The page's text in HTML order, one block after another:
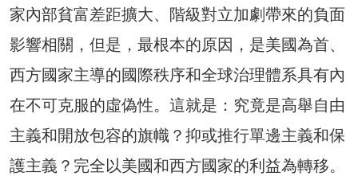
家內部貧富差距擴大、階級對立加劇帶來的負面
影響相關，但是，最根本的原因，是美國為首、
西方國家主導的國際秩序和全球治理體系具有內
在不可克服的虛偽性。這就是：究竟是高舉自由
主義和開放包容的旗幟？抑或推行單邊主義和保
護主義？完全以美國和西方國家的利益為轉移。